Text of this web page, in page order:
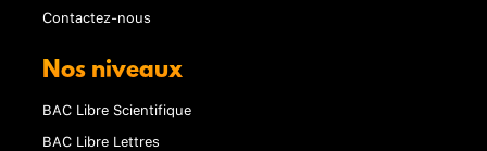
Contactez-nous
Nos niveaux
BAC Libre Scientifique
BAC Libre Lettres